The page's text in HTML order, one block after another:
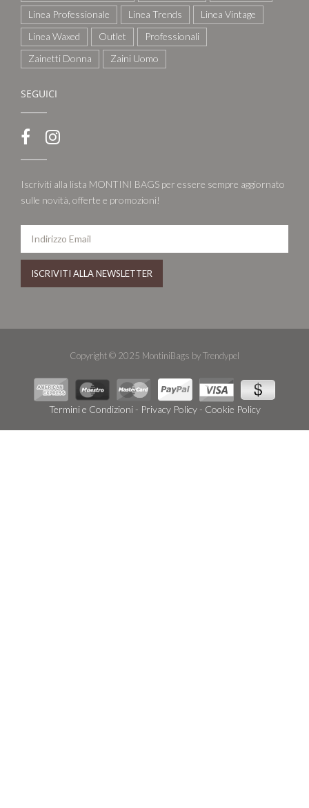
Linea Professionale
Linea Trends
Linea Vintage
Linea Waxed
Outlet
Professionali
Zainetti Donna
Zaini Uomo
SEGUICI
Iscriviti alla lista MONTINI BAGS per essere sempre aggiornato
sulle novità, offerte e promozioni!
Copyright © 2025 MontiniBags by Trendypel
Termini e Condizioni- Privacy Policy- Cookie Policy